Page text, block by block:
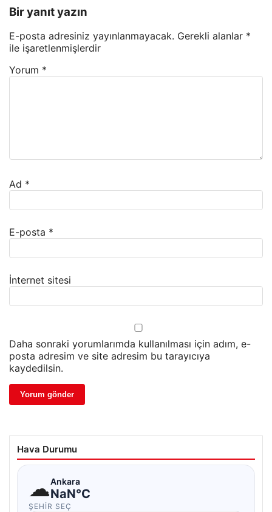
Bir yanıt yazın
E-posta adresiniz yayınlanmayacak. Gerekli alanlar *
ile işaretlenmişlerdir
Yorum *
Ad *
E-posta *
İnternet sitesi
Daha sonraki yorumlarımda kullanılması için adım, e-
posta adresim ve site adresim bu tarayıcıya
kaydedilsin.
Hava Durumu
☁Ankara
NaN°C
ŞEHIR SEÇ